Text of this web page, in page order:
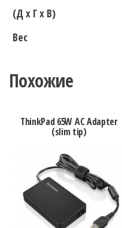
(Д x Г x В)
Вес
Похожие
ThinkPad 65W AC Adapter
(slim tip)